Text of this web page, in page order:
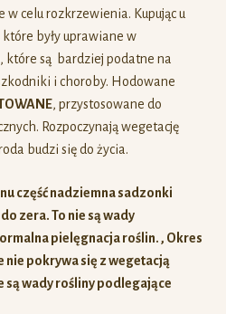
w celu rozkrzewienia. Kupując u
były uprawiane w
które są bardziej podatne na
i choroby. Hodowane
, przystosowane do
Rozpoczynają wegetację
budzi się do życia.
część nadziemna sadzonki
zera. To nie są wady
pielęgnacja roślin. , Okres
pokrywa się z wegetacją
są wady rośliny podlegające